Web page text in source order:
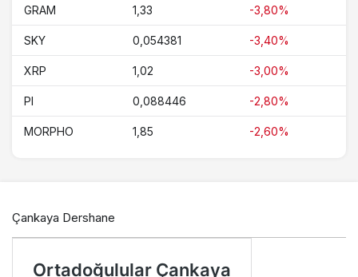
GRAM 1,33 -3,80%
SKY 0,054381 -3,40%
XRP 1,02 -3,00%
PI 0,088446 -2,80%
MORPHO 1,85 -2,60%
Çankaya Dershane